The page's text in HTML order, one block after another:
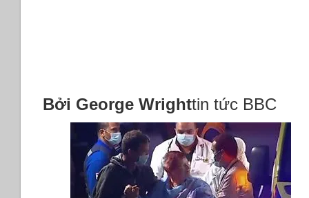
APEC-
2023
San
Bởi George Wrighttin tức BBC